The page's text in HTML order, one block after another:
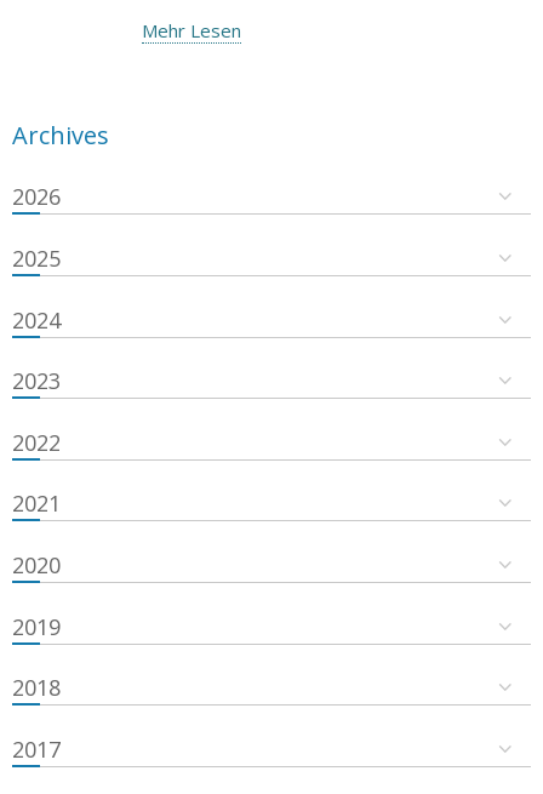
Mehr Lesen
Archives
2026
2025
2024
2023
2022
2021
2020
2019
2018
2017